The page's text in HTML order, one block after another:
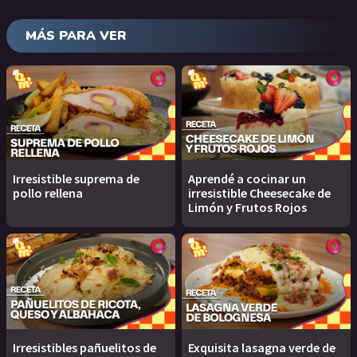
MÁS PARA VER
Irresistible suprema de
pollo rellena
Aprendé a cocinar un
irresistible Cheesecake de
Limón y Frutos Rojos
Irresistibles pañuelitos de
Exquisita lasagna verde de